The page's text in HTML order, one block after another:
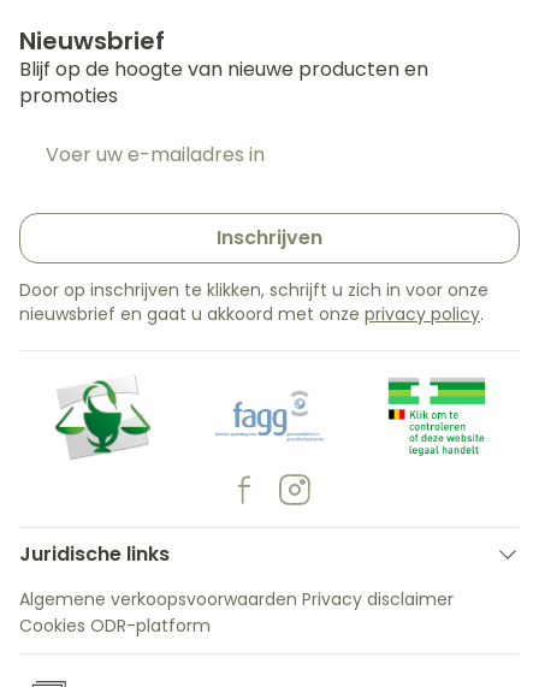
Nieuwsbrief
Blijf op de hoogte van nieuwe producten en
promoties
Inschrijven
Door op inschrijven te klikken, schrijft u zich in voor onze
nieuwsbrief en gaat u akkoord met onze privacy policy.
Juridische links
Algemene verkoopsvoorwaarden Privacy disclaimer
Cookies ODR-platform